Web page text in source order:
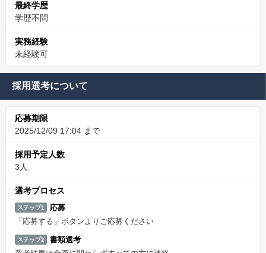
最終学歴
学歴不問
実務経験
未経験可
採用選考について
応募期限
2025/12/09 17:04 まで
採用予定人数
3人
選考プロセス
ステップ1
応募
「応募する」ボタンよりご応募ください
ステップ2
書類選考